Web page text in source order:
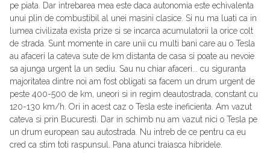
pe piata. Dar intrebarea mea este daca autonomia este echivalenta
unui plin de combustibil al unei masini clasice. Si nu ma luati ca in
lumea civilizata exista prize si se incarca acumulatorii la orice colt
de strada. Sunt momente in care unii cu multi bani care au o Tesla
au afaceri la cateva sute de km distanta de casa si poate au nevoie
sa ajunga urgent la un sediu. Sau nu chiar afaceri... cu siguranta
majoritatea dintre noi am fost obligati sa facem un drum urgent de
peste 400-500 de km, uneori si in regim deautostrada, constant cu
120-130 km/h. Ori in acest caz o Tesla este ineficienta. Am vazut
cateva si prin Bucuresti. Dar in schimb nu am vazut nici o Tesla pe
un drum european sau autostrada. Nu intreb de ce pentru ca eu
cred ca stim toti raspunsul. Pana atunci traiasca hibridele.